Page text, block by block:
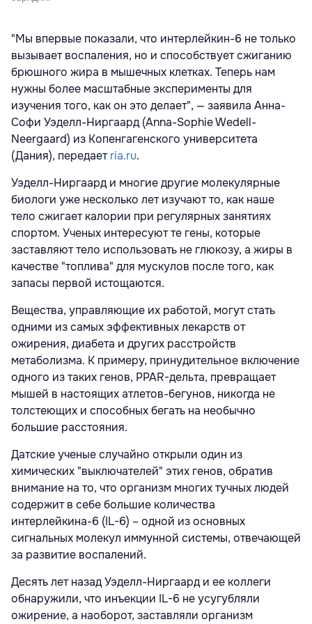
"Мы впервые показали, что интерлейкин-6 не только
вызывает воспаления, но и способствует сжиганию
брюшного жира в мышечных клетках. Теперь нам
нужны более масштабные эксперименты для
изучения того, как он это делает", — заявила Анна-
Софи Уэделл-Ниргаард (Anna-Sophie Wedell-
Neergaard) из Копенгагенского университета
(Дания), передаетria.ru.
Уэделл-Ниргаард и многие другие молекулярные
биологи уже несколько лет изучают то, как наше
тело сжигает калории при регулярных занятиях
спортом. Ученых интересуют те гены, которые
заставляют тело использовать не глюкозу, а жиры в
качестве "топлива" для мускулов после того, как
запасы первой истощаются.
Вещества, управляющие их работой, могут стать
одними из самых эффективных лекарств от
ожирения, диабета и других расстройств
метаболизма. К примеру, принудительное включение
одного из таких генов, PPAR-дельта, превращает
мышей в настоящих атлетов-бегунов, никогда не
толстеющих и способных бегать на необычно
большие расстояния.
Датские ученые случайно открыли один из
химических "выключателей" этих генов, обратив
внимание на то, что организм многих тучных людей
содержит в себе большие количества
интерлейкина-6 (IL-6) – одной из основных
сигнальных молекул иммунной системы, отвечающей
за развитие воспалений.
Десять лет назад Уэделл-Ниргаард и ее коллеги
обнаружили, что инъекции IL-6 не усугубляли
ожирение, а наоборот, заставляли организм